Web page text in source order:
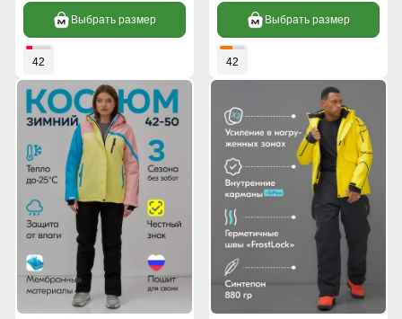
Выбрать размер
42
Выбрать размер
42